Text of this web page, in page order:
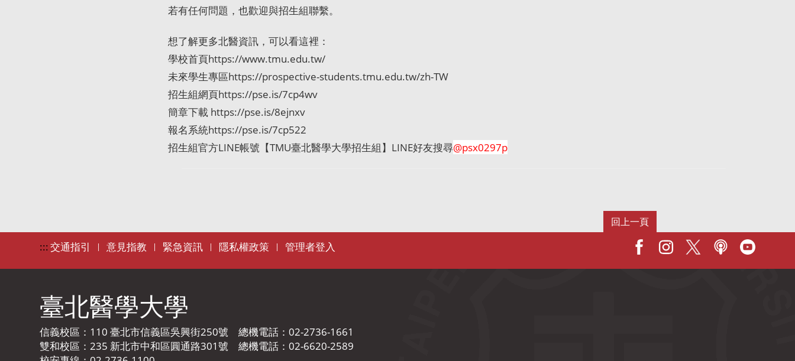
若有任何問題，也歡迎與招生組聯繫。
想了解更多北醫資訊，可以看這裡：
學校首頁https://www.tmu.edu.tw/
未來學生專區https://prospective-students.tmu.edu.tw/zh-TW
招生組網頁https://pse.is/7cp4wv
簡章下載 https://pse.is/8ejnxv
報名系統https://pse.is/7cp522
招生組官方LINE帳號【TMU臺北醫學大學招生組】 LINE好友搜尋@psx0297p
:::交通指引 | 意見指教 | 緊急資訊 | 隱私權政策 | 管理者登入
Facebook
IG Podcast
臺北醫學大學
信義校區：110 臺北市信義區吳興街250號 總機電話：02-2736-1661
雙和校區：235 新北市中和區圓通路301號 總機電話：02-6620-2589